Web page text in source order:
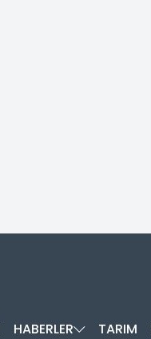
HABERLER TARIM